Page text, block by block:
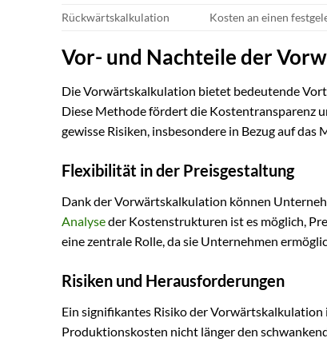
Rückwärtskalkulation
Kosten an einen
Vor- und Nachteile der
Die Vorwärtskalkulation bietet bedeutende
Diese Methode fördert die Kostentransparenz
gewisse Risiken, insbesondere in Bezug auf das
Flexibilität in der Preisgestaltung
Dank der Vorwärtskalkulation können
Analyseder Kostenstrukturen ist es möglich,
eine zentrale Rolle, da sie Unternehmen
Risiken und Herausforderungen
Ein signifikantes Risiko der
Produktionskosten nicht länger den